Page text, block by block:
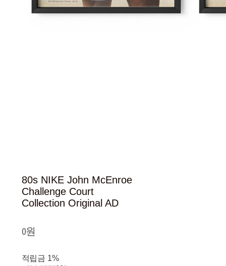
80s NIKE John McEnroe
Challenge Court
Collection Original AD
0원
적립금 1%